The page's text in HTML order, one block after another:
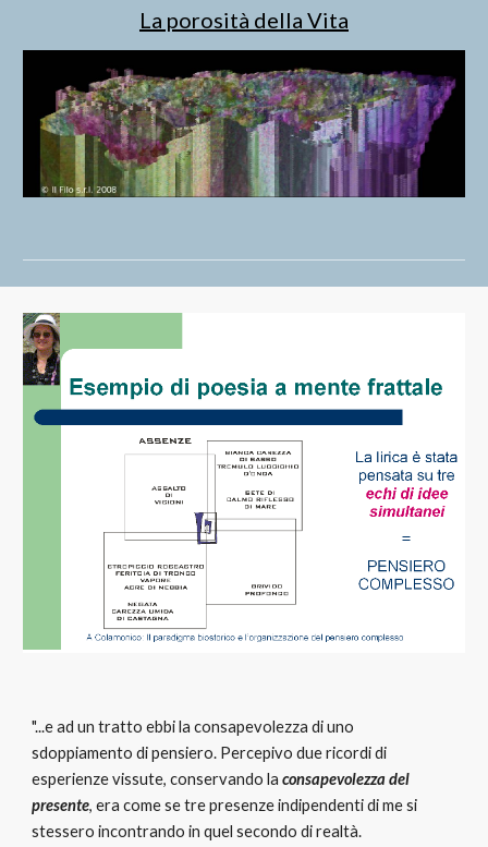
La porosità della Vita
"...e ad un tratto ebbi la consapevolezza di uno
sdoppiamento di pensiero. Percepivo due ricordi di
esperienze vissute, conservando la consapevolezza del
presente, era come se tre presenze indipendenti di me si
stessero incontrando in quel secondo di realtà.